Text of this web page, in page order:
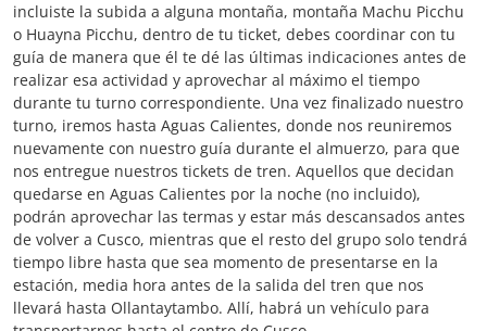
incluiste la subida a alguna montaña, montaña Machu Picchu
o Huayna Picchu, dentro de tu ticket, debes coordinar con tu
guía de manera que él te dé las últimas indicaciones antes de
realizar esa actividad y aprovechar al máximo el tiempo
durante tu turno correspondiente. Una vez finalizado nuestro
turno, iremos hasta Aguas Calientes, donde nos reuniremos
nuevamente con nuestro guía durante el almuerzo, para que
nos entregue nuestros tickets de tren. Aquellos que decidan
quedarse en Aguas Calientes por la noche (no incluido),
podrán aprovechar las termas y estar más descansados antes
de volver a Cusco, mientras que el resto del grupo solo tendrá
tiempo libre hasta que sea momento de presentarse en la
estación, media hora antes de la salida del tren que nos
llevará hasta Ollantaytambo. Allí, habrá un vehículo para